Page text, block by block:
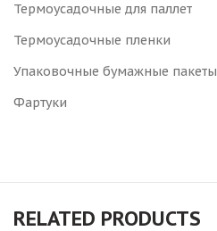
Термоусадочные для паллет
Термоусадочные пленки
Упаковочные бумажные пакеты
Фартуки
RELATED PRODUCTS